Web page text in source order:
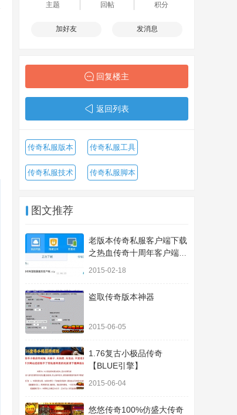
主题
回帖
积分
加好友 发消息
回复楼主
返回列表
传奇私服版本 传奇私服工具
传奇私服技术 传奇私服脚本
图文推荐
老版本传奇私服客户端下载
之热血传奇十周年客户端下
2015-02-18
盗取传奇版本神器
2015-06-05
1.76复古小极品传奇
【BLUE引擎】
2015-06-04
悠悠传奇100%仿盛大传奇